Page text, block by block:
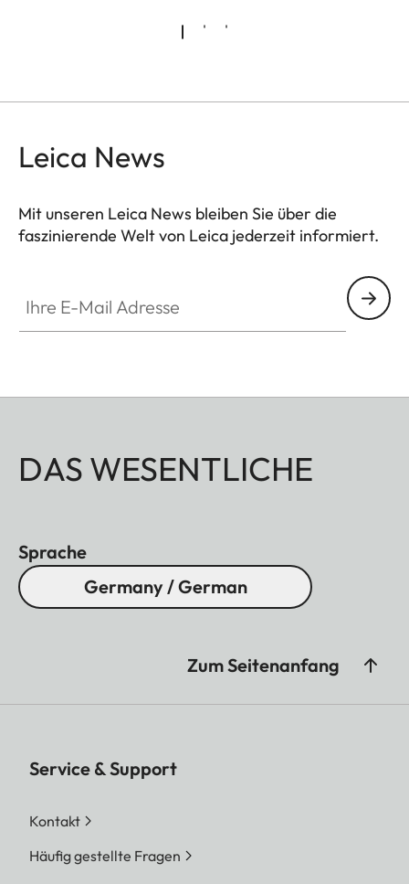
Leica News
Mit unseren Leica News bleiben Sie über die
faszinierende Welt von Leica jederzeit informiert.
DAS WESENTLICHE
Sprache
Germany / German
Zum Seitenanfang
Service & Support
Kontakt
Häufig gestellte Fragen